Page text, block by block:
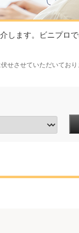
します。ビニプロで
せさせていただいており